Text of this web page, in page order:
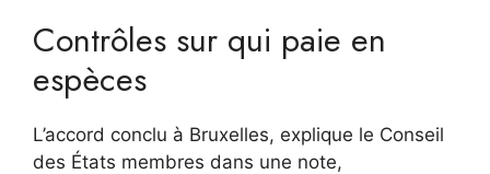
Contrôles sur qui paie en
espèces
L’accord conclu à Bruxelles, explique le Conseil
des États membres dans une note,